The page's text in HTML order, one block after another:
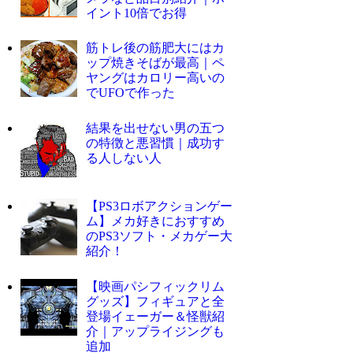
イント10倍でお得
筋トレ後の筋肥大にはカ
ップ焼きそばが最高｜ペ
ヤングはカロリー高いの
でUFOで作った
結果を出せない男の五つ
の特徴と悪習慣｜成功す
る人しない人
【PS3ロボアクションゲー
ム】メカ好きにおすすめ
のPS3ソフト・メカゲー大
紹介！
【映画パシフィックリム
グッズ】フィギュアと全
登場イェーガー＆怪獣紹
介｜アップライジングも
追加